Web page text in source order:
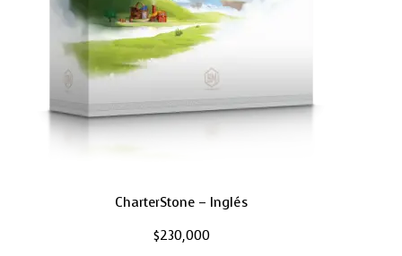
CharterStone – Inglés
$230,000